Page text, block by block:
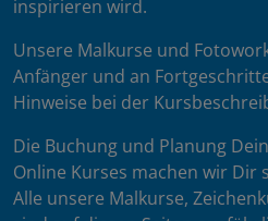
inspirieren wird.
Unsere Malkurse und
Anfänger und an
Hinweise bei der
Die Buchung und Planung
Online Kurses machen wir Dir
Alle unsere Malkurse,